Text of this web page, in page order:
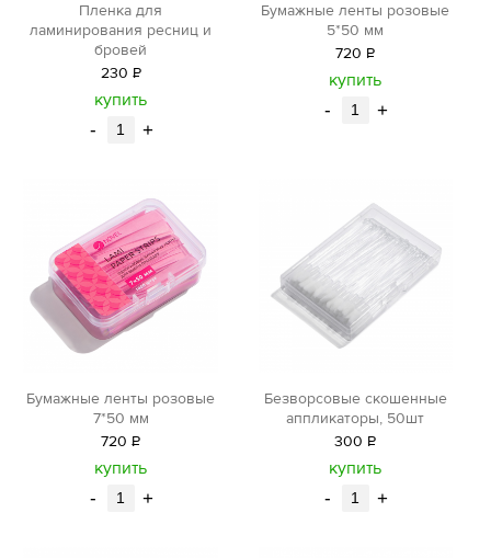
Пленка для
ламинирования ресниц и
бровей
230 Р
уб.
купить
- +
Бумажные ленты розовые
5*50 мм
720 Р
уб.
купить
- +
Бумажные ленты розовые
7*50 мм
720 Р
уб.
купить
- +
Безворсовые скошенные
аппликаторы, 50шт
300 Р
уб.
купить
- +